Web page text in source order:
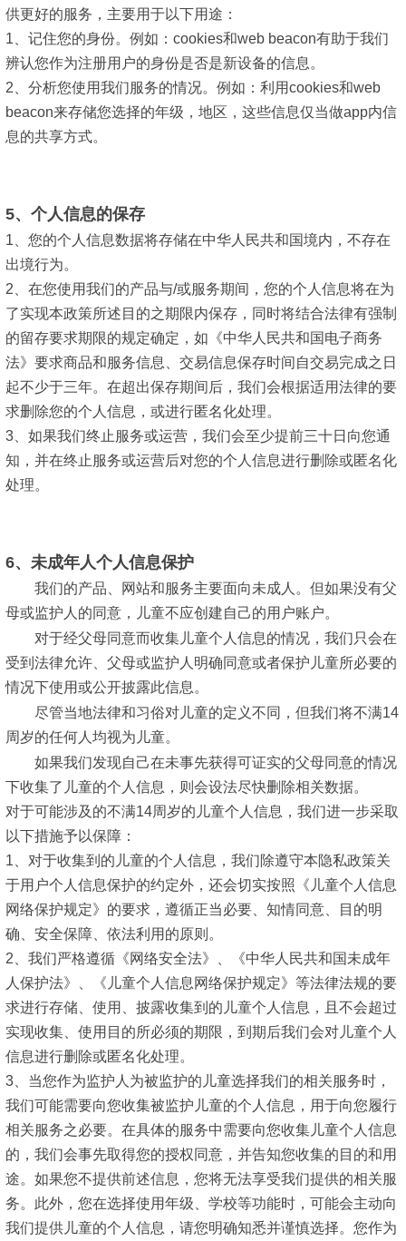
供更好的服务，主要用于以下用途：
1、记住您的身份。例如：cookies和web beacon有助于我们
辨认您作为注册用户的身份是否是新设备的信息。
2、分析您使用我们服务的情况。例如：利用cookies和web
beacon来存储您选择的年级，地区，这些信息仅当做app内信
息的共享方式。
5、个人信息的保存
1、您的个人信息数据将存储在中华人民共和国境内，不存在
出境行为。
2、在您使用我们的产品与/或服务期间，您的个人信息将在为
了实现本政策所述目的之期限内保存，同时将结合法律有强制
的留存要求期限的规定确定，如《中华人民共和国电子商务
法》要求商品和服务信息、交易信息保存时间自交易完成之日
起不少于三年。在超出保存期间后，我们会根据适用法律的要
求删除您的个人信息，或进行匿名化处理。
3、如果我们终止服务或运营，我们会至少提前三十日向您通
知，并在终止服务或运营后对您的个人信息进行删除或匿名化
处理。
6、未成年人个人信息保护
我们的产品、网站和服务主要面向未成人。但如果没有父
母或监护人的同意，儿童不应创建自己的用户账户。
对于经父母同意而收集儿童个人信息的情况，我们只会在
受到法律允许、父母或监护人明确同意或者保护儿童所必要的
情况下使用或公开披露此信息。
尽管当地法律和习俗对儿童的定义不同，但我们将不满14
周岁的任何人均视为儿童。
如果我们发现自己在未事先获得可证实的父母同意的情况
下收集了儿童的个人信息，则会设法尽快删除相关数据。
对于可能涉及的不满14周岁的儿童个人信息，我们进一步采取
以下措施予以保障：
1、对于收集到的儿童的个人信息，我们除遵守本隐私政策关
于用户个人信息保护的约定外，还会切实按照《儿童个人信息
网络保护规定》的要求，遵循正当必要、知情同意、目的明
确、安全保障、依法利用的原则。
2、我们严格遵循《网络安全法》、《中华人民共和国未成年
人保护法》、《儿童个人信息网络保护规定》等法律法规的要
求进行存储、使用、披露收集到的儿童个人信息，且不会超过
实现收集、使用目的所必须的期限，到期后我们会对儿童个人
信息进行删除或匿名化处理。
3、当您作为监护人为被监护的儿童选择我们的相关服务时，
我们可能需要向您收集被监护儿童的个人信息，用于向您履行
相关服务之必要。在具体的服务中需要向您收集儿童个人信息
的，我们会事先取得您的授权同意，并告知您收集的目的和用
途。如果您不提供前述信息，您将无法享受我们提供的相关服
务。此外，您在选择使用年级、学校等功能时，可能会主动向
我们提供儿童的个人信息，请您明确知悉并谨慎选择。您作为